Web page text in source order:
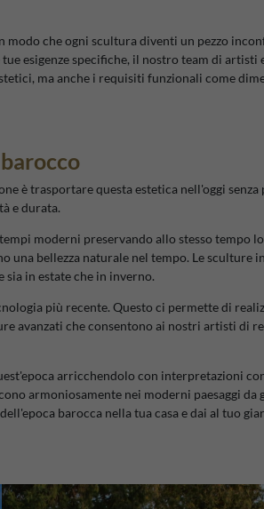
che ogni scultura diventi un pezzo
esigenze specifiche, il nostro team di
ma anche i requisiti funzionali come
è trasportare questa estetica nell'oggi
e durata.
moderni preservando allo stesso tempo
bellezza naturale nel tempo. Le sculture
sia in estate che in inverno.
più recente. Questo ci permette di
avanzati che consentono ai nostri artisti di
arricchendolo con interpretazioni
armoniosamente nei moderni paesaggi da
barocca nella tua casa e dai al tuo